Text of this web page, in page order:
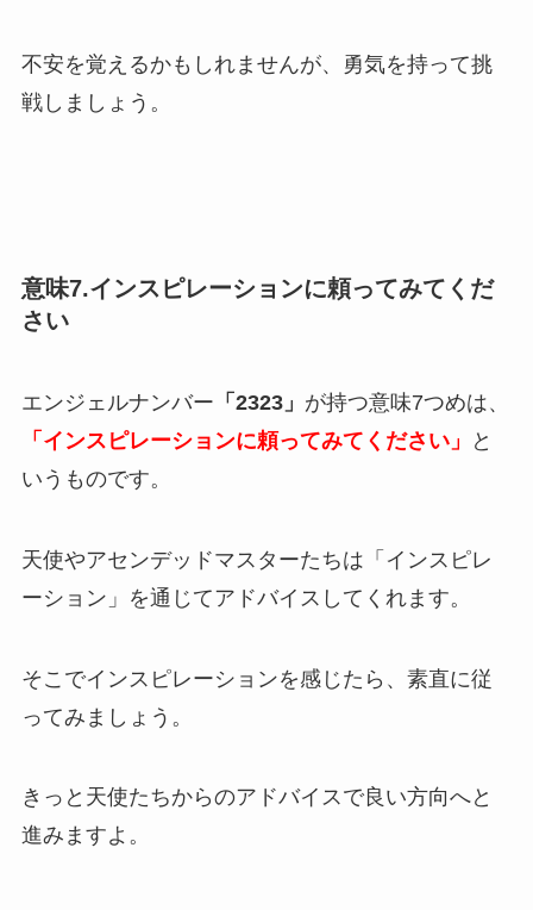
不安を覚えるかもしれませんが、勇気を持って挑
戦しましょう。
意味7.インスピレーションに頼ってみてくだ
さい
エンジェルナンバー 「2323」 が持つ意味7つめは、
「インスピレーションに頼ってみてください」
と
いうものです。
天使やアセンデッドマスターたちは「インスピレ
ーション」を通じてアドバイスしてくれます。
そこでインスピレーションを感じたら、素直に従
ってみましょう。
きっと天使たちからのアドバイスで良い方向へと
進みますよ。